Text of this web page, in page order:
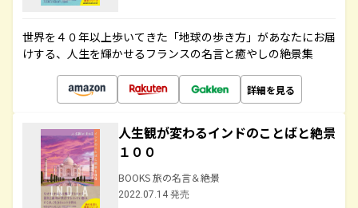
世界を４０年以上歩いてきた「地球の歩き方」があなたにお届
けする、人生を輝かせるフランスの名言と癒やしの絶景集
詳細を見る
人生観が変わるインドのことばと絶景
１００
BOOKS 旅の名言＆絶景
2022.07.14 発売